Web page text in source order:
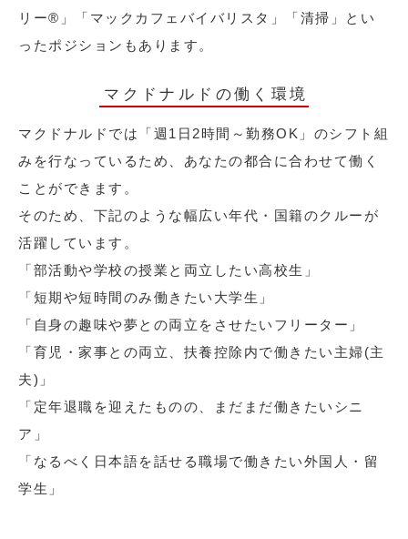
リー®︎」「マックカフェバイバリスタ」「清掃」とい
ったポジションもあります。
マクドナルドの働く環境
マクドナルドでは「週1日2時間～勤務OK」のシフト組
みを行なっているため、あなたの都合に合わせて働く
ことができます。
そのため、下記のような幅広い年代・国籍のクルーが
活躍しています。
「部活動や学校の授業と両立したい高校生」
「短期や短時間のみ働きたい大学生」
「自身の趣味や夢との両立をさせたいフリーター」
「育児・家事との両立、扶養控除内で働きたい主婦(主
夫)」
「定年退職を迎えたものの、まだまだ働きたいシニ
ア」
「なるべく日本語を話せる職場で働きたい外国人・留
学生」